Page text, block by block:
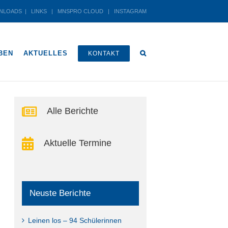
| LINKS | MNSPRO CLOUD | INSTAGRAM
AKTUELLES KONTAKT
Alle Berichte
Aktuelle Termine
Neuste Berichte
Leinen los – 94 Schülerinnen